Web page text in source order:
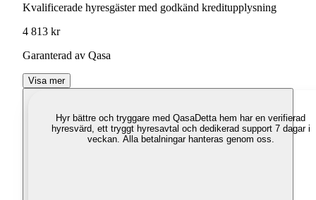
Kvalificerade hyresgäster med godkänd kreditupplysning
4 813 kr
Garanterad av Qasa
Visa mer
Hyr bättre och tryggare med QasaDetta hem har en verifierad
hyresvärd, ett tryggt hyresavtal och dedikerad support 7 dagar i
veckan. Alla betalningar hanteras genom oss.